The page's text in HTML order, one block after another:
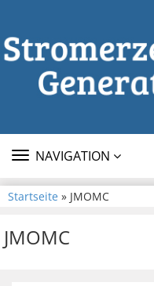
TOGGLE
NAVIGATION
Startseite » JMOMC
JMOMC